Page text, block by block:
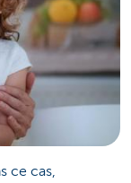
ce cas,